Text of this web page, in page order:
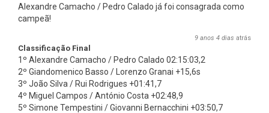
Alexandre Camacho / Pedro Calado já foi consagrada como
campeã!
9 anos 4 dias atrás
Classificação Final
1º Alexandre Camacho / Pedro Calado 02:15:03,2
2º Giandomenico Basso / Lorenzo Granai +15,6s
3º João Silva / Rui Rodrigues +01:41,7
4º Miguel Campos / António Costa +02:48,9
5º Simone Tempestini / Giovanni Bernacchini +03:50,7